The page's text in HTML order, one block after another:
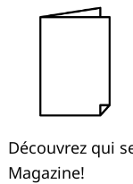
Découvrez qui
Magazine!